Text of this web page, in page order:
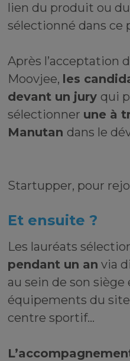
lien du produit ou
sélectionné dans ce
Après l’acceptation
Moovjee, les
devant un jury qui
sélectionner une à
Manutan dans le
Startupper, pour
Et ensuite ?
Les lauréats
pendant un an via
au sein de son siège
équipements du site
centre sportif…